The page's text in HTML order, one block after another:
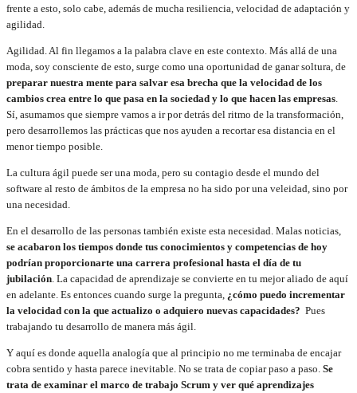
frente a esto, solo cabe, además de mucha resiliencia, velocidad de adaptación y
agilidad.
Agilidad. Al fin llegamos a la palabra clave en este contexto. Más allá de una
moda, soy consciente de esto, surge como una oportunidad de ganar soltura, de
preparar nuestra mente para salvar esa brecha que la velocidad de los
cambios crea entre lo que pasa en la sociedad y lo que hacen las empresas.
Sí, asumamos que siempre vamos a ir por detrás del ritmo de la transformación,
pero desarrollemos las prácticas que nos ayuden a recortar esa distancia en el
menor tiempo posible.
La cultura ágil puede ser una moda, pero su contagio desde el mundo del
software al resto de ámbitos de la empresa no ha sido por una veleidad, sino por
una necesidad.
En el desarrollo de las personas también existe esta necesidad. Malas noticias,
se acabaron los tiempos donde tus conocimientos y competencias de hoy
podrían proporcionarte una carrera profesional hasta el día de tu
jubilación. La capacidad de aprendizaje se convierte en tu mejor aliado de aquí
en adelante. Es entonces cuando surge la pregunta, ¿cómo puedo incrementar
la velocidad con la que actualizo o adquiero nuevas capacidades? Pues
trabajando tu desarrollo de manera más ágil.
Y aquí es donde aquella analogía que al principio no me terminaba de encajar
cobra sentido y hasta parece inevitable. No se trata de copiar paso a paso. Se
trata de examinar el marco de trabajo Scrum y ver qué aprendizajes